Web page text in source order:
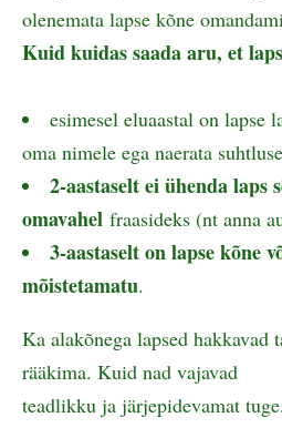
olenemata lapse kõne
Kuid kuidas saada aru, et
esimesel eluaastal on lapse
oma nimele ega naerata
2-aastaselt ei ühenda laps
omavahel fraasideks (nt anna
3-aastaselt on lapse kõne
mõistetamatu.
Ka alakõnega lapsed hakkavad
rääkima. Kuid nad vajavad
teadlikku ja järjepidevamat tuge.